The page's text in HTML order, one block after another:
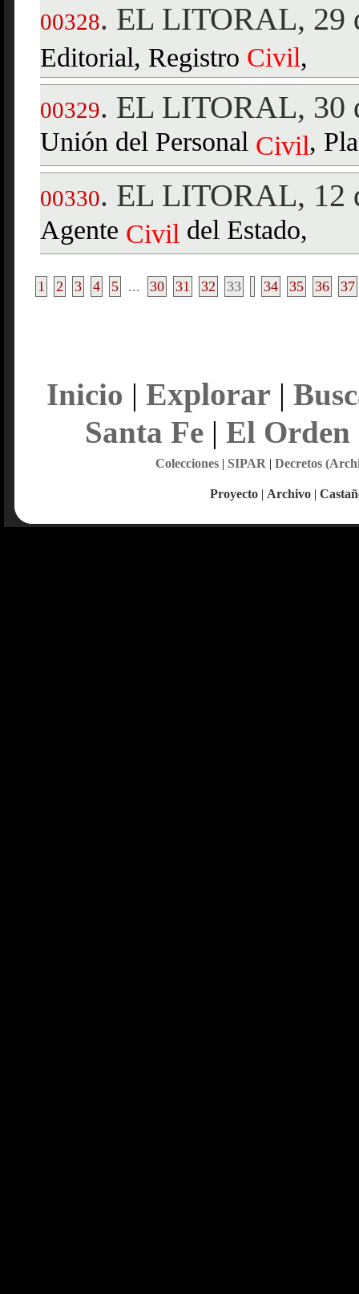
00328. EL LITORAL, 29
Editorial, Registro Civil,
00329. EL LITORAL, 30
Unión del Personal Civil,
00330. EL LITORAL, 12
Agente Civil del Estado,
1 2 3 4 5 ... 30 31 32 33 34 35 36 37
Inicio | Explorar |
Santa Fe| El Orden
Colecciones| SIPAR | Decretos
Proyecto | Archivo |